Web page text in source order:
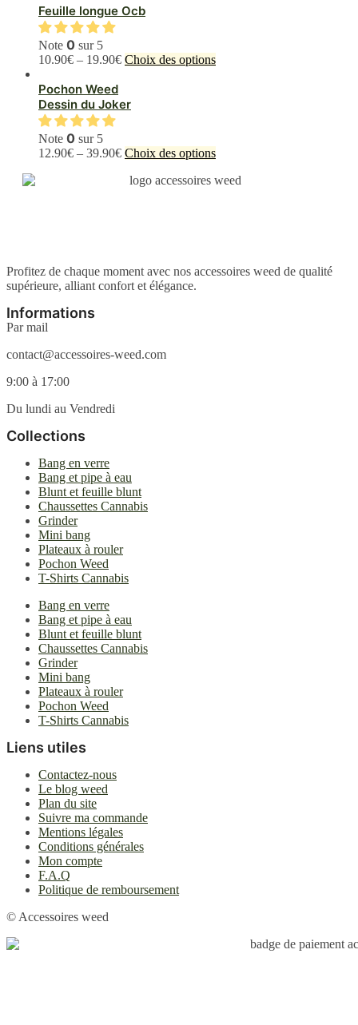
la
Les
options
page
produit
Feuille longue Ocb
Note 0 sur 5
10.90€ – 19.90€ Choix des optionsCe
options
peuvent
choisies
Pochon Weed
Dessin du Joker
Note 0 sur 5
12.90€ – 39.90€ Choix des optionsCe
a
être
Profitez de chaque moment avec nos accessoires weed de qualité
supérieure, alliant confort et élégance.
Informations
Par mail
contact@accessoires-weed.com
9:00 à 17:00
Du lundi au Vendredi
Collections
Bang en verre
Bang et pipe à eau
Blunt et feuille blunt
Chaussettes Cannabis
Grinder
Mini bang
Plateaux à rouler
Pochon Weed
T-Shirts Cannabis
Bang en verre
Bang et pipe à eau
Blunt et feuille blunt
Chaussettes Cannabis
Grinder
Mini bang
Plateaux à rouler
Pochon Weed
T-Shirts Cannabis
Liens utiles
Contactez-nous
Le blog weed
Plan du site
Suivre ma commande
Mentions légales
Conditions générales
Mon compte
F.A.Q
Politique de remboursement
© Accessoires weed